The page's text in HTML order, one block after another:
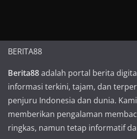
BERITA88
Berita88adalah portal berita
informasi terkini, tajam, dan
penjuru Indonesia dan dunia.
memberikan pengalaman
ringkas, namun tetap informatif